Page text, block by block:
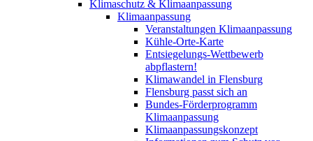
Klimaschutz & Klimaanpassung
Klimaanpassung
Veranstaltungen Klimaanpassung
Kühle-Orte-Karte
Entsiegelungs-Wettbewerb
abpflastern!
Klimawandel in Flensburg
Flensburg passt sich an
Bundes-Förderprogramm
Klimaanpassung
Klimaanpassungskonzept